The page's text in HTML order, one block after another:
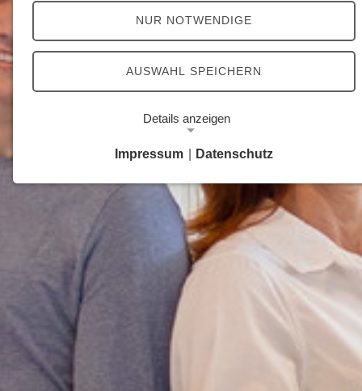
NUR NOTWENDIGE
AUSWAHL SPEICHERN
Details anzeigen
Notwendige Cookies ermöglichen grundlegende
Funktionen und sind für die einwandfreie Funktion
der Website erforderlich.
Google Analytics Opt-Out-Cookie
Name:
gaOptout
Zweck:
Opt-Out
Impressum Datenschutz